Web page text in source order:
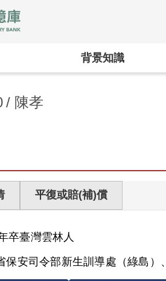
背景知識
陳孝
平復或賠(補)償
卒臺灣雲林人
保安司令部新生訓導處（綠島）